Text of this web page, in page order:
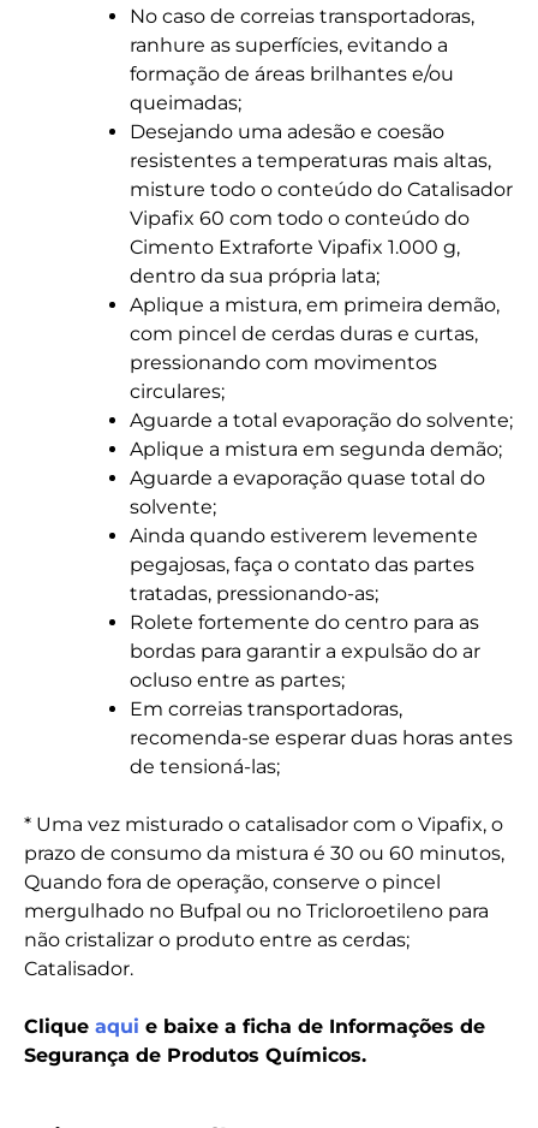
No caso de correias transportadoras,
ranhure as superfícies, evitando a
formação de áreas brilhantes e/ou
queimadas;
Desejando uma adesão e coesão
resistentes a temperaturas mais altas,
misture todo o conteúdo do Catalisador
Vipafix 60 com todo o conteúdo do
Cimento Extraforte Vipafix 1.000 g,
dentro da sua própria lata;
Aplique a mistura, em primeira demão,
com pincel de cerdas duras e curtas,
pressionando com movimentos
circulares;
Aguarde a total evaporação do solvente;
Aplique a mistura em segunda demão;
Aguarde a evaporação quase total do
solvente;
Ainda quando estiverem levemente
pegajosas, faça o contato das partes
tratadas, pressionando-as;
Rolete fortemente do centro para as
bordas para garantir a expulsão do ar
ocluso entre as partes;
Em correias transportadoras,
recomenda-se esperar duas horas antes
de tensioná-las;
* Uma vez misturado o catalisador com o Vipafix, o
prazo de consumo da mistura é 30 ou 60 minutos,
Quando fora de operação, conserve o pincel
mergulhado no Bufpal ou no Tricloroetileno para
não cristalizar o produto entre as cerdas;
Catalisador.
Clique aqui e baixe a ficha de Informações de
Segurança de Produtos Químicos.